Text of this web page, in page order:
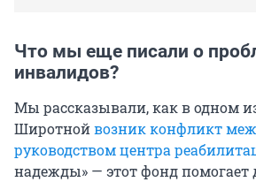
Что мы еще писали о
инвалидов?
Мы рассказывали, как в одном
Широтнойвозник конфликт
руководством центра
надежды» — этот фонд помогает